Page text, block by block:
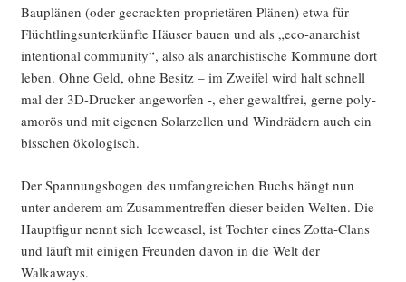
Bau­plä­nen (oder gecrack­ten pro­prie­tä­ren Plä­nen) etwa für
Flücht­lings­un­ter­künf­te Häu­ser bau­en und als „eco-anar­chist
inten­tio­nal com­mu­ni­ty“, also als anar­chis­ti­sche Kom­mu­ne dort
leben. Ohne Geld, ohne Besitz – im Zwei­fel wird halt schnell
mal der 3D-Dru­cker ange­wor­fen -, eher gewalt­frei, ger­ne poly­
amo­rös und mit eige­nen Solar­zel­len und Wind­rä­dern auch ein
biss­chen ökologisch.
Der Span­nungs­bo­gen des umfang­rei­chen Buchs hängt nun
unter ande­rem am Zusam­men­tref­fen die­ser bei­den Wel­ten. Die
Haupt­fi­gur nennt sich Ice­wea­sel, ist Toch­ter eines Zot­ta-Clans
und läuft mit eini­gen Freun­den davon in die Welt der
Walkaways.